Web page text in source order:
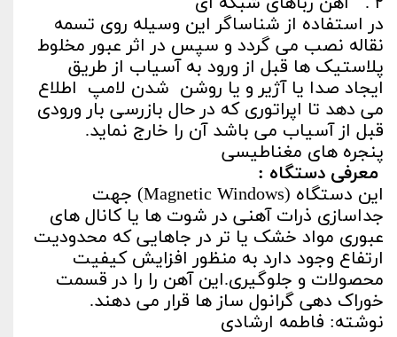
در استفاده از شناساگر این وسیله روی تسمه
نقاله نصب می گردد و سپس در اثر عبور مخلوط
پلاستیک ها قبل از ورود به آسیاب از طریق
ایجاد صدا یا آژیر و یا روشن شدن لامپ اطلاع
می دهد تا اپراتوری که در حال بازرسی بار ورودی
قبل از آسیاب می باشد آن را خارج نماید.
پنجره های مغناطیسی
معرفی دستگاه :
این دستگاه (Magnetic Windows) جهت
جداسازی ذرات آهنی در شوت ها یا کانال های
عبوری مواد خشک یا تر در جاهایی که محدودیت
ارتفاع وجود دارد به منظور افزایش کیفیت
محصولات و جلوگیری.این آهن را را در قسمت
خوراک دهی گرانول ساز ها قرار می دهند.
نوشته: فاطمه ارشادی